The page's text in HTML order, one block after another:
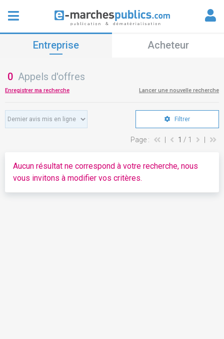
Entreprise Acheteur
0 Appels d'offres
Enregistrer ma recherche Lancer une nouvelle recherche
Filtrer
Page : 1 / 1
Aucun résultat ne correspond à votre recherche, nous
vous invitons à modifier vos critères.